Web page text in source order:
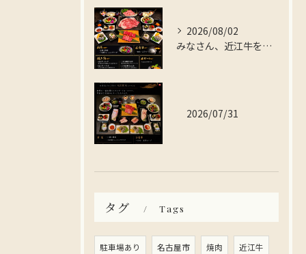
2026/08/02
みなさん、近江牛を存分に楽しんでみませんか？
2026/07/31
タグ Tags
駐車場あり 名古屋市 焼肉 近江牛